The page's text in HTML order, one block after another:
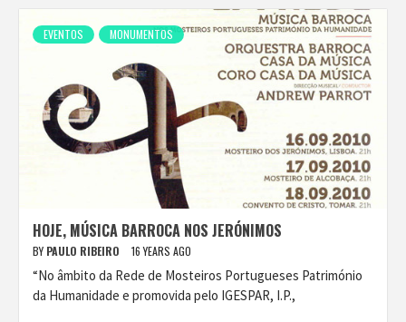
EVENTOS MONUMENTOS
HOJE, MÚSICA BARROCA NOS JERÓNIMOS
BY PAULO RIBEIRO 16 YEARS AGO
“No âmbito da Rede de Mosteiros Portugueses Património
da Humanidade e promovida pelo IGESPAR, I.P.,